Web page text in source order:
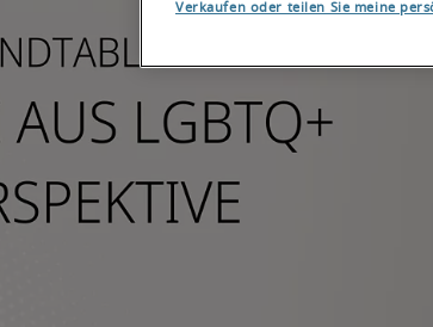
Verkaufen oder teilen Sie meine